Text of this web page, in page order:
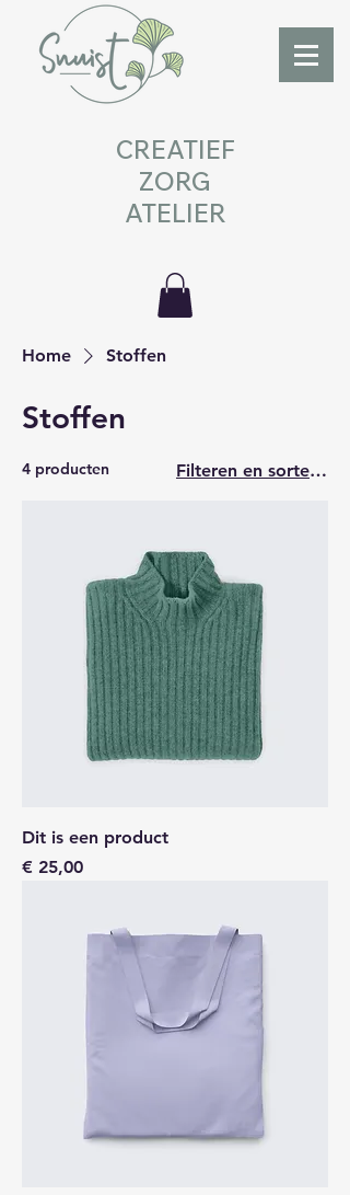
CREATIEF
ZORG
ATELIER
Home Stoffen
Stoffen
4 producten Filteren en sorteren
Dit is een product
Prijs
€ 25,00